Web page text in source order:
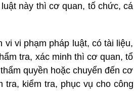
này thì cơ quan, tố chức, cá
vi phạm pháp luật, có tài liệu,
tra, xác minh thì cơ quan, tổ
quyền hoặc chuyển đến cơ
tra, kiểm tra, phục vụ cho công